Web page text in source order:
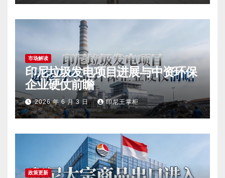
市场解读
印尼垃圾发电项目进展与中资环保
企业硬仗前瞻
2026 年 6 月 3 日 印尼王掌柜
政策更新